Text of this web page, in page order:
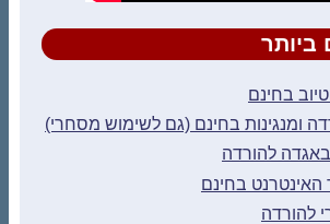
ביותר
בחינם
ומנגינות בחינם (גם לשימוש מסחרי)
להורדה
בחינם
להורדה